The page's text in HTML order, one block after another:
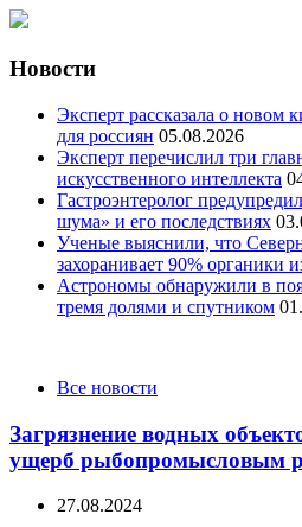
Новости
Эксперт рассказала о новом
для россиян 05.08.2026
Эксперт перечислил три
искусственного интеллекта
Гастроэнтеролог
шума» и его последствиях
Ученые выяснили, что
захоранивает 90% органики
Астрономы обнаружили в
тремя долями и спутником
CategoriesВсе новости
Загрязнение водных
ущерб рыбопромысловым
27.08.2024